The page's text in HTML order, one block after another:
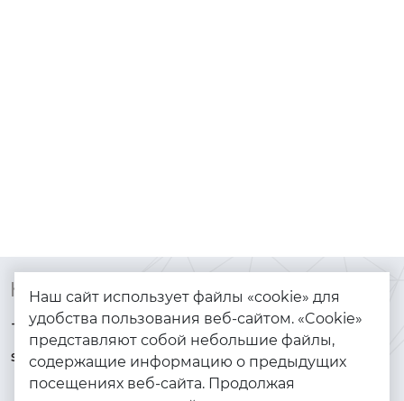
Контакты
+7 (925) 144-64-73
serebryanyye.grani@mail.ru
Каталог
Браслеты
Золото
Серебро
Наш сайт использует файлы «cookie» для
удобства пользования веб-сайтом. «Cookie»
представляют собой небольшие файлы,
содержащие информацию о предыдущих
посещениях веб-сайта. Продолжая